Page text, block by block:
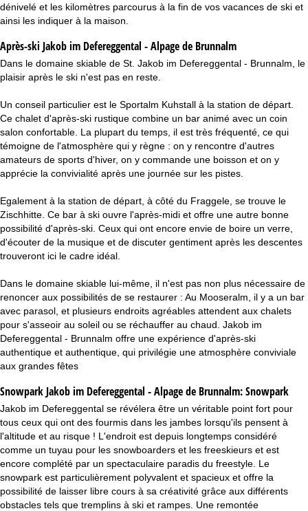
dénivelé et les kilomètres parcourus à la fin de vos vacances de ski et
ainsi les indiquer à la maison.
Après-ski Jakob im Defereggental - Alpage de Brunnalm
Dans le domaine skiable de St. Jakob im Defereggental - Brunnalm, le
plaisir après le ski n'est pas en reste.
Un conseil particulier est le Sportalm Kuhstall à la station de départ.
Ce chalet d'après-ski rustique combine un bar animé avec un coin
salon confortable. La plupart du temps, il est très fréquenté, ce qui
témoigne de l'atmosphère qui y règne : on y rencontre d'autres
amateurs de sports d'hiver, on y commande une boisson et on y
apprécie la convivialité après une journée sur les pistes.
Egalement à la station de départ, à côté du Fraggele, se trouve le
Zischhitte. Ce bar à ski ouvre l'après-midi et offre une autre bonne
possibilité d'après-ski. Ceux qui ont encore envie de boire un verre,
d'écouter de la musique et de discuter gentiment après les descentes
trouveront ici le cadre idéal.
Dans le domaine skiable lui-même, il n'est pas non plus nécessaire de
renoncer aux possibilités de se restaurer : Au Mooseralm, il y a un bar
avec parasol, et plusieurs endroits agréables attendent aux chalets
pour s'asseoir au soleil ou se réchauffer au chaud. Jakob im
Defereggental - Brunnalm offre une expérience d'après-ski
authentique et authentique, qui privilégie une atmosphère conviviale
aux grandes fêtes
Snowpark Jakob im Defereggental - Alpage de Brunnalm:Snowpark
Jakob im Defereggental se révélera être un véritable point fort pour
tous ceux qui ont des fourmis dans les jambes lorsqu'ils pensent à
l'altitude et au risque ! L'endroit est depuis longtemps considéré
comme un tuyau pour les snowboarders et les freeskieurs et est
encore complété par un spectaculaire paradis du freestyle. Le
snowpark est particulièrement polyvalent et spacieux et offre la
possibilité de laisser libre cours à sa créativité grâce aux différents
obstacles tels que tremplins à ski et rampes. Une remontée